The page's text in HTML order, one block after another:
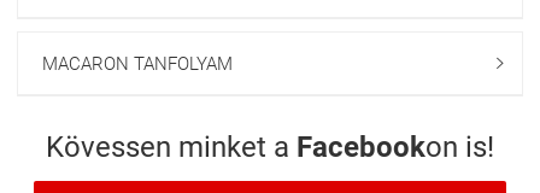
MACARON TANFOLYAM 
Kövessen minket a Facebookon is!